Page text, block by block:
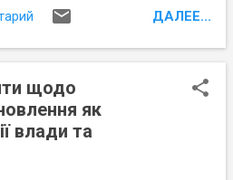
Під час планових засідань
відповідно до графіку
області в розробці
учасники обговорили та
тексти першої
частини Статутів
ДАЛЕЕ...
щодо
як
влади та